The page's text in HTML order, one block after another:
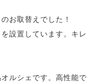
お取替えでした！
設置しています。キレ
ルシェです。高性能で